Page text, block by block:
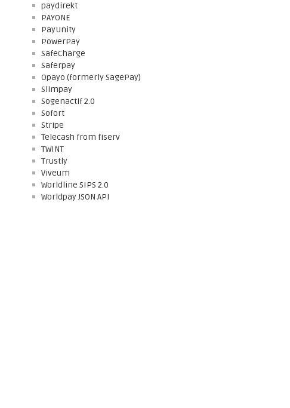
paydirekt
PAYONE
PayUnity
PowerPay
SafeCharge
Saferpay
Opayo (formerly SagePay)
Slimpay
Sogenactif 2.0
Sofort
Stripe
Telecash from fiserv
TWINT
Trustly
Viveum
Worldline SIPS 2.0
Worldpay JSON API